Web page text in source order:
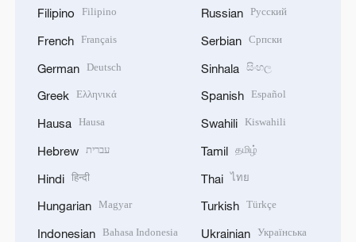
Filipino Filipino
French Français
German Deutsch
Greek Ελληνικά
Hausa Hausa
Hebrew עברית
Hindi हिन्दी
Hungarian Magyar
Indonesian Bahasa Indonesia
Russian Русский
Serbian Српски
Sinhala සිංහල
Spanish Español
Swahili Kiswahili
Tamil தமிழ்
Thai ไทย
Turkish Türkçe
Ukrainian Українська